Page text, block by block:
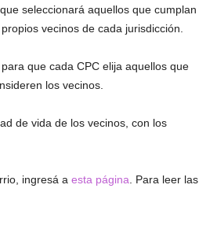
seleccionará aquellos que cumplan
vecinos de cada jurisdicción.
que cada CPC elija aquellos que
los vecinos.
de vida de los vecinos, con los
ingresá a esta página . Para leer las